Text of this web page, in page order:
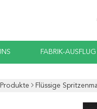
FABRIK-AUSFLUG
Produkte Flüssige